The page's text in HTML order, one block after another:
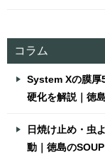
コラム
System Xの膜厚
硬化を解説｜徳
日焼け止め・虫
動｜徳島のSOUP